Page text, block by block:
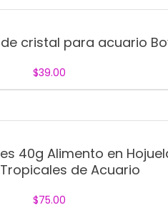
cristal para acuario
$39.00
40g Alimento en
de Acuario
$75.00